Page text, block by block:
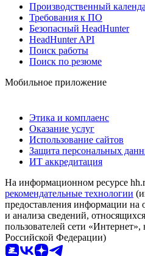
Производственный
Требования к ПО
Безопасный HeadHunter
HeadHunter API
Поиск работы
Поиск по резюме
Мобильное приложение
Этика и комплаенс
Оказание услуг
Использование сайтов
Защита персональных
ИТ аккредитация
На информационном ресурсе
рекомендательные технологии
предоставления информации на
и анализа сведений,
пользователей сети
Российской Федерации)